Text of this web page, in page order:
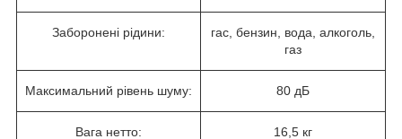
Заборонені рідини:
гас, бензин, вода, алкоголь,
газ
Максимальний рівень шуму: 80 дБ
Вага нетто: 16,5 кг